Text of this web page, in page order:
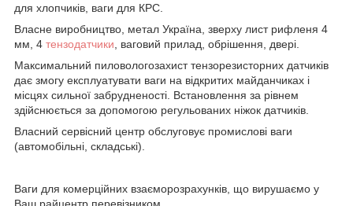
для хлопчиків, ваги для КРС.
Власне виробництво, метал Україна, зверху лист рифленя 4
мм, 4 тензодатчики , ваговий прилад, обрішення, двері.
Максимальний пиловологозахист тензорезисторних датчиків
дає змогу експлуатувати ваги на відкритих майданчиках і
місцях сильної забрудненості. Встановлення за рівнем
здійснюється за допомогою регульованих ніжок датчиків.
Власний сервісний центр обслуговує промислові ваги
(автомобільні, складські).
Ваги для комерційних взаєморозрахунків, що вирушаємо у
Ваш райцентр перевізником